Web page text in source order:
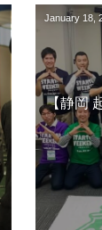
January 18,
【静岡